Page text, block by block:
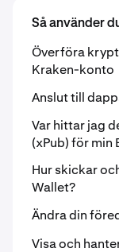
Så använder
Överföra
Kraken-konto
Anslut till
Var hittar jag
(xPub) för
Hur skickar
Wallet?
Ändra din
Visa och